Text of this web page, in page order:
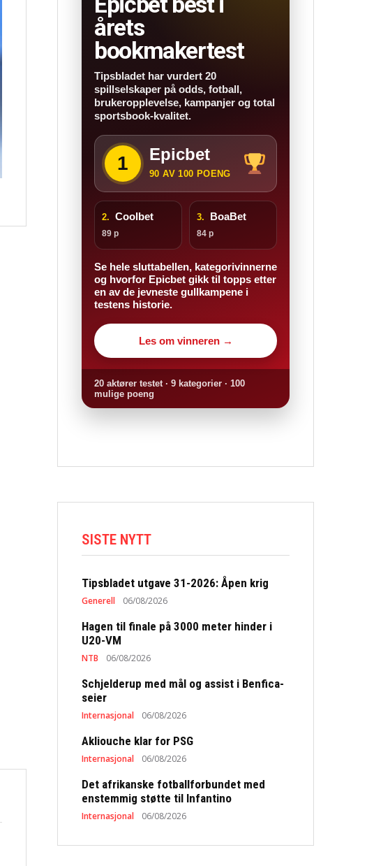
årets
bookmakertest
Tipsbladet har vurdert 20
spillselskaper på odds, fotball,
brukeropplevelse, kampanjer og total
sportsbook-kvalitet.
1 Epicbet
90 AV 100 POENG
2. Coolbet
89 p
3. BoaBet
84 p
Se hele sluttabellen, kategorivinnerne
og hvorfor Epicbet gikk til topps etter
en av de jevneste gullkampene i
testens historie.
Les om vinneren →
20 aktører testet · 9 kategorier · 100
mulige poeng
SISTE NYTT
Tipsbladet utgave 31-2026: Åpen krig
Generell 06/08/2026
Hagen til finale på 3000 meter hinder i
U20-VM
NTB 06/08/2026
Schjelderup med mål og assist i Benfica-
seier
Internasjonal 06/08/2026
Akliouche klar for PSG
Internasjonal 06/08/2026
Det afrikanske fotballforbundet med
enstemmig støtte til Infantino
Internasjonal 06/08/2026